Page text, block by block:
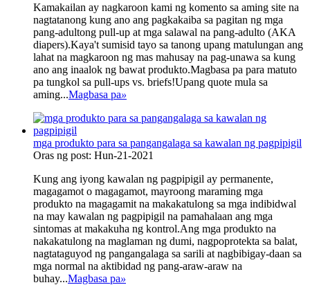
Kamakailan ay nagkaroon kami ng komento sa aming site na
nagtatanong kung ano ang pagkakaiba sa pagitan ng mga
pang-adultong pull-up at mga salawal na pang-adulto (AKA
diapers).Kaya't sumisid tayo sa tanong upang matulungan ang
lahat na magkaroon ng mas mahusay na pag-unawa sa kung
ano ang inaalok ng bawat produkto.Magbasa pa para matuto
pa tungkol sa pull-ups vs. briefs!Upang quote mula sa
aming...Magbasa pa»
mga produkto para sa pangangalaga sa kawalan ng pagpipigil
Oras ng post: Hun-21-2021
Kung ang iyong kawalan ng pagpipigil ay permanente,
magagamot o magagamot, mayroong maraming mga
produkto na magagamit na makakatulong sa mga indibidwal
na may kawalan ng pagpipigil na pamahalaan ang mga
sintomas at makakuha ng kontrol.Ang mga produkto na
nakakatulong na maglaman ng dumi, nagpoprotekta sa balat,
nagtataguyod ng pangangalaga sa sarili at nagbibigay-daan sa
mga normal na aktibidad ng pang-araw-araw na
buhay...Magbasa pa»